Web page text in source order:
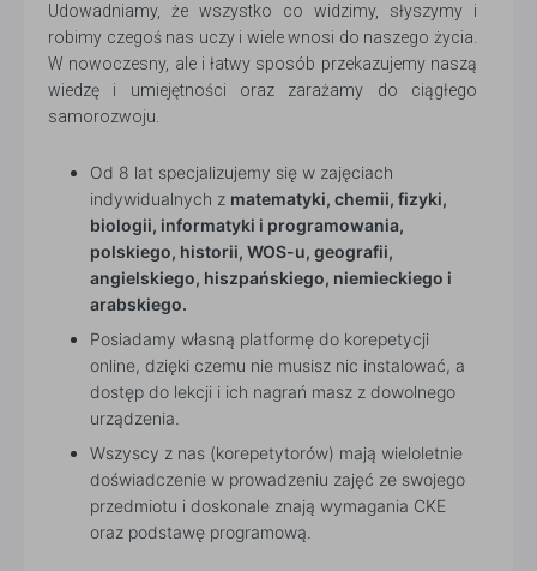
Udowadniamy, że wszystko co widzimy, słyszymy i
robimy czegoś nas uczy i wiele wnosi do naszego życia.
W nowoczesny, ale i łatwy sposób przekazujemy naszą
wiedzę i umiejętności oraz zarażamy do ciągłego
samorozwoju.
Od 8 lat specjalizujemy się w zajęciach
indywidualnych z matematyki, chemii, fizyki,
biologii, informatyki i programowania,
polskiego, historii, WOS-u, geografii,
angielskiego, hiszpańskiego, niemieckiego i
arabskiego.
Posiadamy własną platformę do korepetycji
online, dzięki czemu nie musisz nic instalować, a
dostęp do lekcji i ich nagrań masz z dowolnego
urządzenia.
Wszyscy z nas (korepetytorów) mają wieloletnie
doświadczenie w prowadzeniu zajęć ze swojego
przedmiotu i doskonale znają wymagania CKE
oraz podstawę programową.